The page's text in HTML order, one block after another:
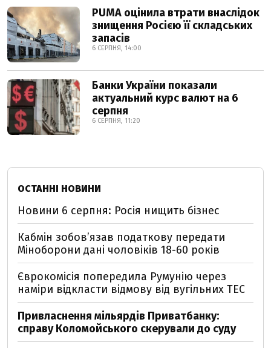
PUMA оцінила втрати внаслідок
знищення Росією її складських
запасів
6 СЕРПНЯ, 14:00
Банки України показали
актуальний курс валют на 6
серпня
6 СЕРПНЯ, 11:20
ОСТАННІ НОВИНИ
Новини 6 серпня: Росія нищить бізнес
Кабмін зобовʼязав податкову передати
Міноборони дані чоловіків 18-60 років
Єврокомісія попередила Румунію через
наміри відкласти відмову від вугільних ТЕС
Привласнення мільярдів Приватбанку:
справу Коломойського скерували до суду